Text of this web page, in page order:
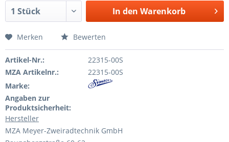
In den Warenkorb
Merken Bewerten
Artikel-Nr.:
22315-00S
MZA Artikelnr.:
22315-00S
Marke:
Angaben zur
Produktsicherheit:
Hersteller
MZA Meyer-Zweiradtechnik GmbH